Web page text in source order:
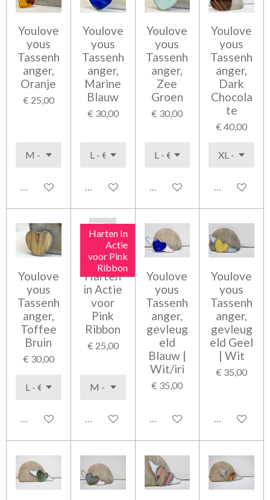
Youlove
yous
Tassenh
anger,
Oranje
€ 25,00
Bekijk details
Youlove
yous
Tassenh
anger,
Marine
Blauw
€ 30,00
Bekijk details
Youlove
yous
Tassenh
anger,
Zee
Groen
€ 30,00
Bekijk details
Youlove
yous
Tassenh
anger,
Dark
Chocola
te
€ 40,00
Bekijk details
Youlove
yous
Tassenh
anger,
Toffee
Bruin
€ 30,00
Bekijk details
Harten In
Actie
voor Pink
Ribbon
Harten
in Actie
voor
Pink
Ribbon
€ 25,00
Bekijk details
Youlove
yous
Tassenh
anger,
gevleug
eld
Blauw |
Wit/iri
€ 35,00
Bekijk details
Youlove
yous
Tassenh
anger,
gevleug
eld Geel
| Wit
€ 35,00
Bekijk details